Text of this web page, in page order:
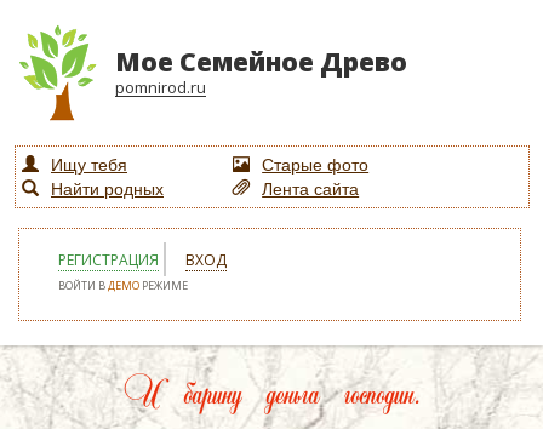
Мое Семейное Древо
pomnirod.ru
Ищу тебя
Старые фото
Найти родных
Лента сайта
РЕГИСТРАЦИЯ ВХОД
ВОЙТИ ВДЕМО РЕЖИМЕ
И барину деньга господин.